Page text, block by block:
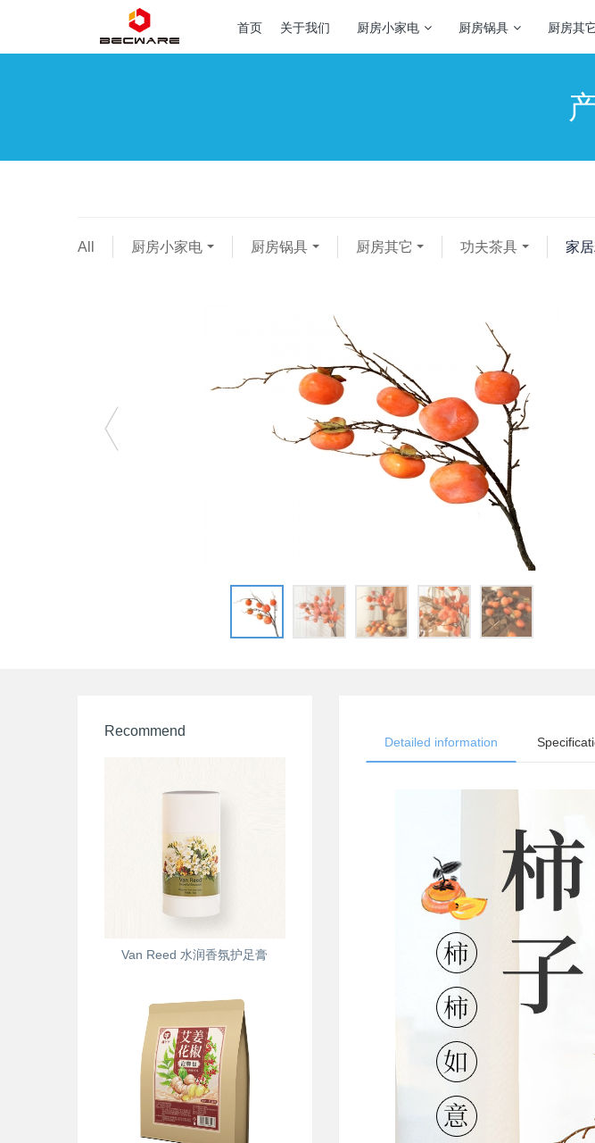
首页 关于我们 厨房小家电 厨房锅具 厨房其
All 厨房小家电 厨房锅具 厨房其它 功夫茶具 家
Detailed information
Recommend
Van Reed 水润香氛护足膏